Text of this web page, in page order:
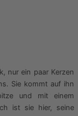
nur ein paar Kerzen
Sie kommt auf ihn
und mit einem
ist sie hier, seine